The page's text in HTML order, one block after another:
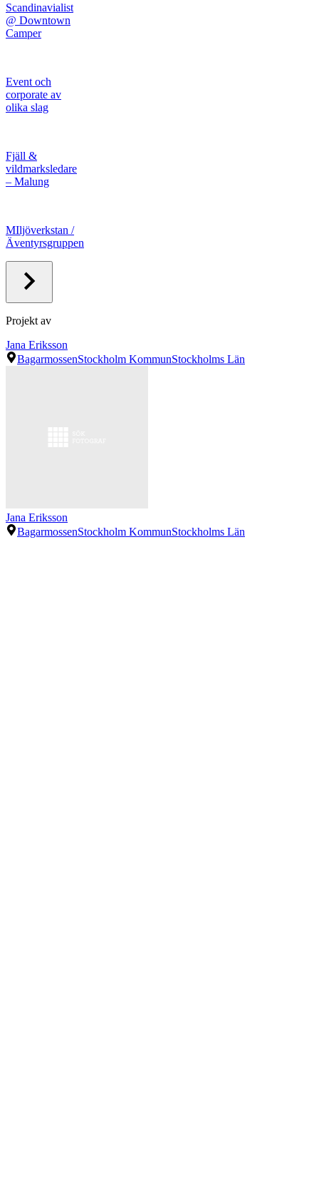
Scandinavialist
@ Downtown
Camper
Event och
corporate av
olika slag
Fjäll &
vildmarksledare
– Malung
MIljöverkstan /
Äventyrsgruppen
Projekt av
Jana Eriksson
BagarmossenStockholm KommunStockholms Län
Jana Eriksson
BagarmossenStockholm KommunStockholms Län